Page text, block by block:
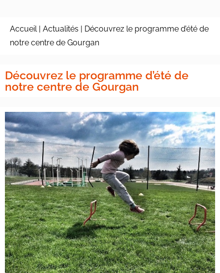
Accueil| Actualités | Découvrez le programme d’été de
notre centre de Gourgan
Découvrez le programme d’été de
notre centre de Gourgan